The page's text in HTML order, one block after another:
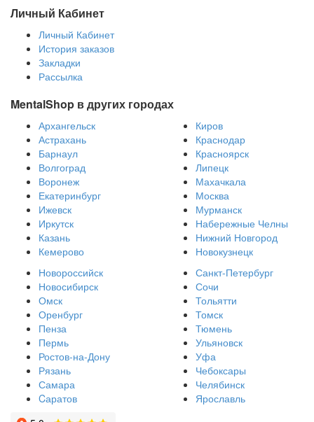
Личный Кабинет
Личный Кабинет
История заказов
Закладки
Рассылка
MentalShop в других городах
Архангельск
Астрахань
Барнаул
Волгоград
Воронеж
Екатеринбург
Ижевск
Иркутск
Казань
Кемерово
Киров
Краснодар
Красноярск
Липецк
Махачкала
Москва
Мурманск
Набережные Челны
Нижний Новгород
Новокузнецк
Новороссийск
Новосибирск
Омск
Оренбург
Пенза
Пермь
Ростов-на-Дону
Рязань
Самара
Cаратов
Санкт-Петербург
Сочи
Тольятти
Томск
Тюмень
Ульяновск
Уфа
Чебоксары
Челябинск
Ярославль